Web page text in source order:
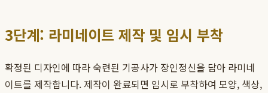
3단계: 라미네이트 제작 및 임시 부착
확정된 디자인에 따라 숙련된 기공사가 장인정신을 담아 라미네
이트를 제작합니다. 제작이 완료되면 임시로 부착하여 모양, 색상,